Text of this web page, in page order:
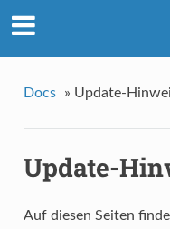
Docs » Update-
Update-
Auf diesen Seiten